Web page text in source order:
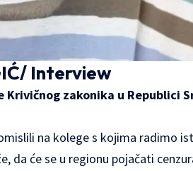
Interview
zakonika u Republici
na kolege s kojima radimo
da će se u regionu pojačati